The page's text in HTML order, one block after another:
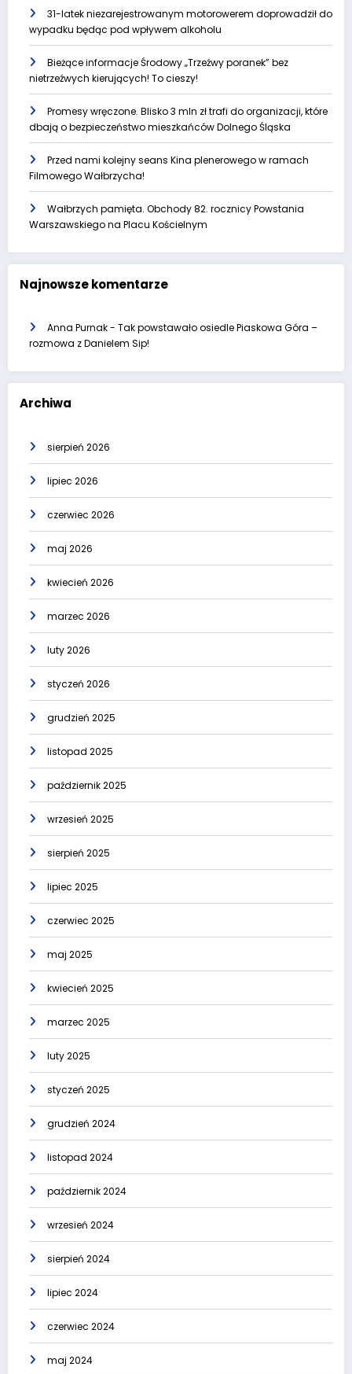
31-latek niezarejestrowanym motorowerem doprowadził do
wypadku będąc pod wpływem alkoholu
Bieżące informacje Środowy „Trzeźwy poranek” bez
nietrzeźwych kierujących! To cieszy!
Promesy wręczone. Blisko 3 mln zł trafi do organizacji, które
dbają o bezpieczeństwo mieszkańców Dolnego Śląska
Przed nami kolejny seans Kina plenerowego w ramach
Filmowego Wałbrzycha!
Wałbrzych pamięta. Obchody 82. rocznicy Powstania
Warszawskiego na Placu Kościelnym
Najnowsze komentarze
Anna Purnak- Tak powstawało osiedle Piaskowa Góra –
rozmowa z Danielem Sip!
Archiwa
sierpień 2026
lipiec 2026
czerwiec 2026
maj 2026
kwiecień 2026
marzec 2026
luty 2026
styczeń 2026
grudzień 2025
listopad 2025
październik 2025
wrzesień 2025
sierpień 2025
lipiec 2025
czerwiec 2025
maj 2025
kwiecień 2025
marzec 2025
luty 2025
styczeń 2025
grudzień 2024
listopad 2024
październik 2024
wrzesień 2024
sierpień 2024
lipiec 2024
czerwiec 2024
maj 2024